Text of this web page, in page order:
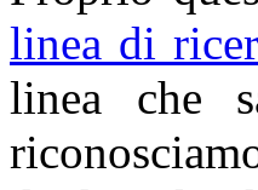
linea di
linea che